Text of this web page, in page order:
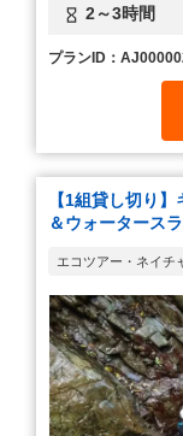
2～3時間
プランID：
【1組貸し切り
＆ウォータース
エコツアー・ネイチ
ウォーキング・ハイ
ボルダリング・ツリ
ラフティング・キャ